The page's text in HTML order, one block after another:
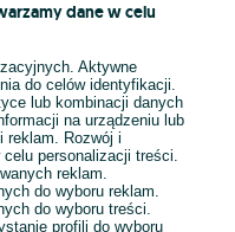
dane w celu
Aktywne
do celów identyfikacji.
lub kombinacji danych
na urządzeniu lub
reklam. Rozwój i
personalizacji treści.
reklam.
do wyboru reklam.
do wyboru treści.
profili do wyboru